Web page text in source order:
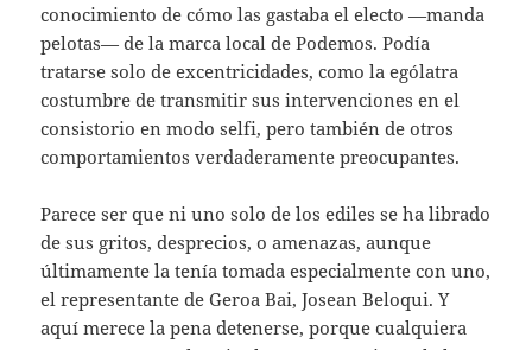
conocimiento de cómo las gastaba el electo —manda
pelotas— de la marca local de Podemos. Podía
tratarse solo de excentricidades, como la ególatra
costumbre de transmitir sus intervenciones en el
consistorio en modo selfi, pero también de otros
comportamientos verdaderamente preocupantes.
Parece ser que ni uno solo de los ediles se ha librado
de sus gritos, desprecios, o amenazas, aunque
últimamente la tenía tomada especialmente con uno,
el representante de Geroa Bai, Josean Beloqui. Y
aquí merece la pena detenerse, porque cualquiera